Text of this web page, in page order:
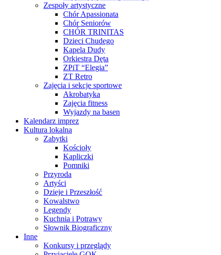
Zespoły artystyczne
Chór Apassionata
Chór Seniorów
CHÓR TRINITAS
Dzieci Chudego
Kapela Dudy
Orkiestra Dęta
ZPiT “Elegia”
ZT Retro
Zajęcia i sekcje sportowe
Akrobatyka
Zajęcia fitness
Wyjazdy na basen
Kalendarz imprez
Kultura lokalna
Zabytki
Kościoły
Kapliczki
Pomniki
Przyroda
Artyści
Dzieje i Przeszłość
Kowalstwo
Legendy
Kuchnia i Potrawy
Słownik Biograficzny
Inne
Konkursy i przeglądy